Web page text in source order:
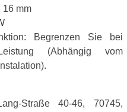
16 mm
Begrenzen Sie bei
(Abhängig vom
Straße 40-46, 70745,